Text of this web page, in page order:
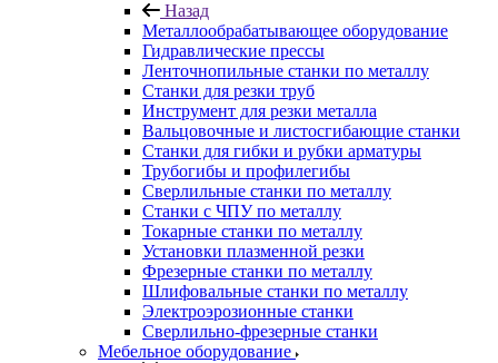
Назад
Металлообрабатывающее оборудование
Гидравлические прессы
Ленточнопильные станки по металлу
Станки для резки труб
Инструмент для резки металла
Вальцовочные и листосгибающие станки
Станки для гибки и рубки арматуры
Трубогибы и профилегибы
Сверлильные станки по металлу
Станки с ЧПУ по металлу
Токарные станки по металлу
Установки плазменной резки
Фрезерные станки по металлу
Шлифовальные станки по металлу
Электроэрозионные станки
Сверлильно-фрезерные станки
Мебельное оборудование